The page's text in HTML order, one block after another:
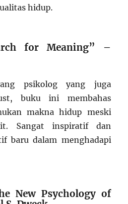
hidup.
for Meaning” –
psikolog yang juga
buku ini membahas
makna hidup meski
Sangat inspiratif dan
baru dalam menghadapi
New Psychology of